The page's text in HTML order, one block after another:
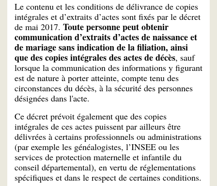
Le contenu et les conditions de délivrance de copies
intégrales et d’extraits d’actes sont fixés par le décret
de mai 2017. Toute personne peut obtenir
communication d’extraits d’actes de naissance et
de mariage sans indication de la filiation, ainsi
que des copies intégrales des actes de décès, sauf
lorsque la communication des informations y figurant
est de nature à porter atteinte, compte tenu des
circonstances du décès, à la sécurité des personnes
désignées dans l'acte.
Ce décret prévoit également que des copies
intégrales de ces actes puissent par ailleurs être
délivrées à certains professionnels ou administrations
(par exemple les généalogistes, l’INSEE ou les
services de protection maternelle et infantile du
conseil départemental), en vertu de réglementations
spécifiques et dans le respect de certaines conditions.